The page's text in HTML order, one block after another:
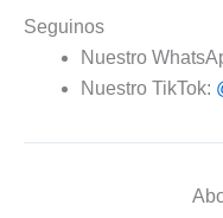
Seguinos
Nuestro
Nuestro TikTok: